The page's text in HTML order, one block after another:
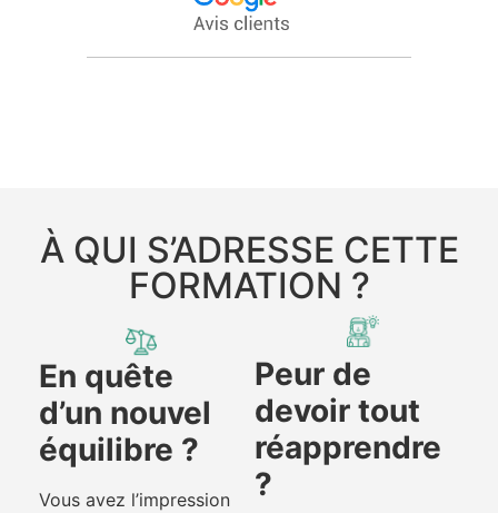
À QUI S’ADRESSE CETTE
FORMATION ?
En quête
d’un nouvel
équilibre ?
Vous avez l’impression
Peur de
devoir tout
réapprendre
?